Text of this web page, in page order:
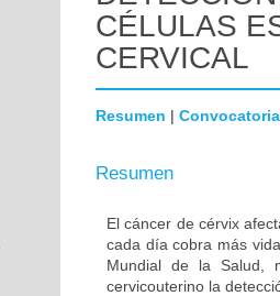
CÉLULAS
CERVICAL
Resumen | Convocatoria
Resumen
El cáncer de cérvix
cada día cobra más
Mundial de la Salud,
cervicouterino la